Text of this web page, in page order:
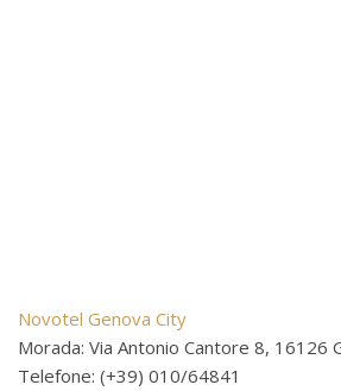
Novotel Genova City
Morada: Via Antonio Cantore 8, 16126
Telefone: (+39) 010/64841